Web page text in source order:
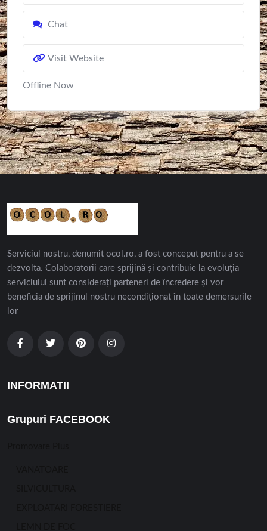
Chat
Visit Website
Offline Now
Serviciul nostru, denumit ocol.ro, a fost conceput pentru a se
dezvolta. Colaboratorii care sprijină și contribuie la evoluția
serviciului sunt considerați parteneri de încredere și vor
beneficia de sprijinul nostru necondiționat în toate demersurile
lor
INFORMATII
Grupuri FACEBOOK